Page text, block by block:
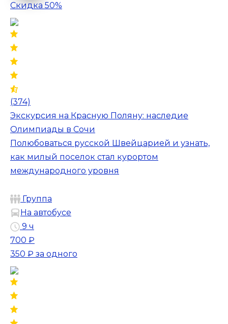
Скидка 50%
(374)
Экскурсия на Красную Поляну: наследие
Олимпиады в Сочи
Полюбоваться русской Швейцарией и узнать,
как милый поселок стал курортом
международного уровня
Группа
На автобусе
9 ч
700 ₽
350 ₽ за одного